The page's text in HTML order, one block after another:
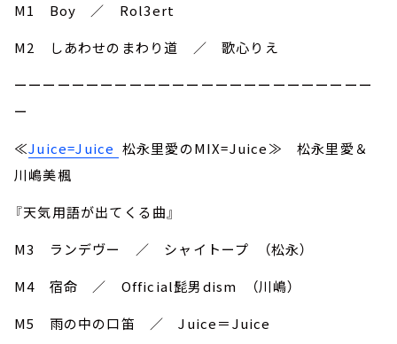
M1 Boy ／ Rol3ert
M2 しあわせのまわり道 ／ 歌心りえ
ーーーーーーーーーーーーーーーーーーーーーーーーー
ー
≪Juice=Juice 松永里愛のMIX=Juice≫ 松永里愛＆
川嶋美楓
『天気用語が出てくる曲』
M3 ランデヴー ／ シャイトープ （松永）
M4 宿命 ／ Official髭男dism （川嶋）
M5 雨の中の口笛 ／ Juice＝Juice